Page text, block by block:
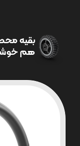
بقیه
هم